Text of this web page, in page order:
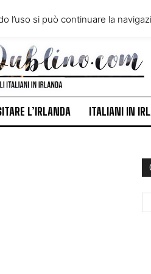
VIVERE IN IRLANDA
ITALIANI IN IRLANDA
NEWS
L’IRLANDA ITALIANI IN
si può continuare la